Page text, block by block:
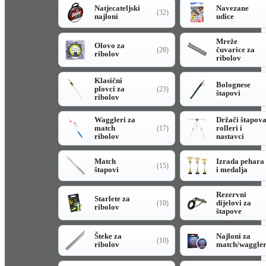
Natjecateljski
najloni
(32)
Navezane
udice
Olovo za
ribolov
(28)
Mreže
čuvarice za
ribolov
Klasični
plovci za
ribolov
(23)
Bolognese
štapovi
Waggleri za
match
ribolov
(17)
Držači štapova
rolleri i
nastavci
Match
štapovi
(15)
Izrada pehara
i medalja
Starlete za
ribolov
(10)
Rezervni
dijelovi za
štapove
Šteke za
ribolov
(10)
Najloni za
match/waggler